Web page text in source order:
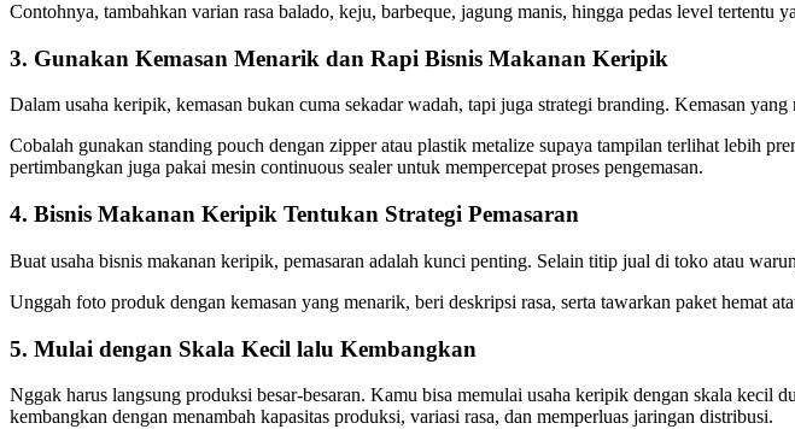
Contohnya, tambahkan varian rasa balado, keju, barbeque, jagung manis, hingga pedas level
3. Gunakan Kemasan Menarik dan Rapi Bisnis Makanan Keripik
Dalam usaha keripik, kemasan bukan cuma sekadar wadah, tapi juga strategi branding. Kemasan
Cobalah gunakan standing pouch dengan zipper atau plastik metalize supaya tampilan terlihat lebih
pertimbangkan juga pakai mesin continuous sealer untuk mempercepat proses pengemasan.
4. Bisnis Makanan Keripik Tentukan Strategi Pemasaran
Buat usaha bisnis makanan keripik, pemasaran adalah kunci penting. Selain titip jual di toko atau
Unggah foto produk dengan kemasan yang menarik, beri deskripsi rasa, serta tawarkan paket hemat
5. Mulai dengan Skala Kecil lalu Kembangkan
Nggak harus langsung produksi besar-besaran. Kamu bisa memulai usaha keripik dengan skala
kembangkan dengan menambah kapasitas produksi, variasi rasa, dan memperluas jaringan distribusi.